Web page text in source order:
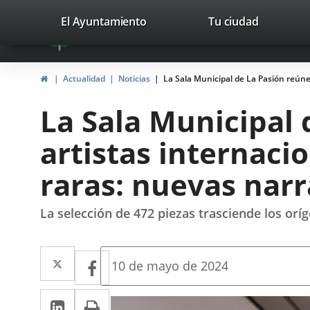
Portal
Web
del
Valladolid
avaTop
valladolid.es
El Ayuntamiento Tu ciudad
InicioActualidad Noticias La Sala Municipal de La Pasión
La Sala Municipal
artistas
raras: nuevas
La selección de 472 piezas trasciende los
Twitter
Enlace
a
una
Facebook
Enlace
a
LinkedIn
EnlaceImprimir
Fecha
la
10 de mayo de 2024